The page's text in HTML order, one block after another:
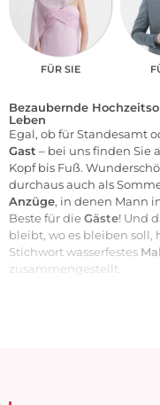
FÜR SIE
Bezaubernde
Leben
Egal, ob für Standesamt
Gast – bei uns finden Sie
Kopf bis Fuß.
durchaus auch als
Anzüge, in denen Mann
Beste für dieGäste! Und
bleibt, wo es bleiben soll,
Stichwort wasserfestes
zusammengestellt.